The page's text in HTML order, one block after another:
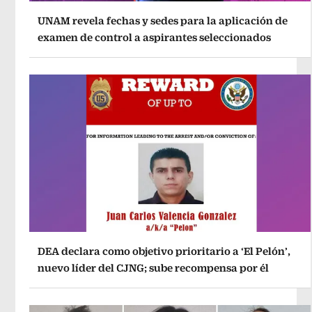
UNAM revela fechas y sedes para la aplicación de
examen de control a aspirantes seleccionados
DEA declara como objetivo prioritario a ‘El Pelón’,
nuevo líder del CJNG; sube recompensa por él